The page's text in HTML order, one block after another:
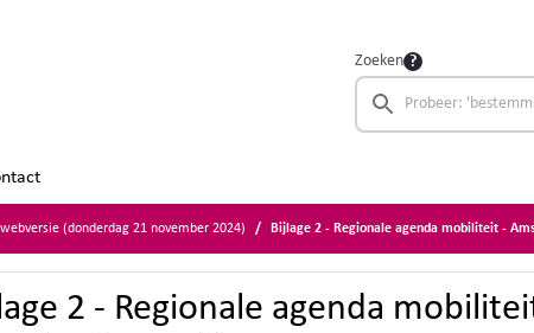
Zoeken
(donderdag 21 november 2024) Bijlage 2 - Regionale agenda mobiliteit -
2 - Regionale agenda